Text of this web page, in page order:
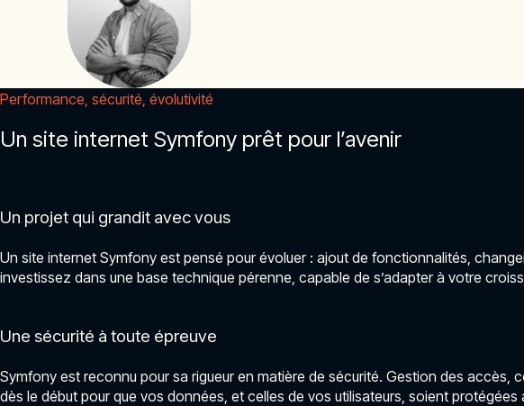
Performance, sécurité, évolutivité
Un site internet Symfony prêt pour l’avenir
Un projet qui grandit avec vous
Un site internet Symfony est pensé pour évoluer : ajout de fonctionnalités,
investissez dans une base technique pérenne, capable de s’adapter à votre
Une sécurité à toute épreuve
Symfony est reconnu pour sa rigueur en matière de sécurité. Gestion des
dès le début pour que vos données, et celles de vos utilisateurs, soient protégées